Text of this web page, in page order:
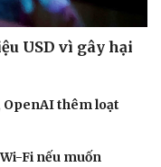
USD vì gây hại
OpenAI thêm loạt
Fi nếu muốn